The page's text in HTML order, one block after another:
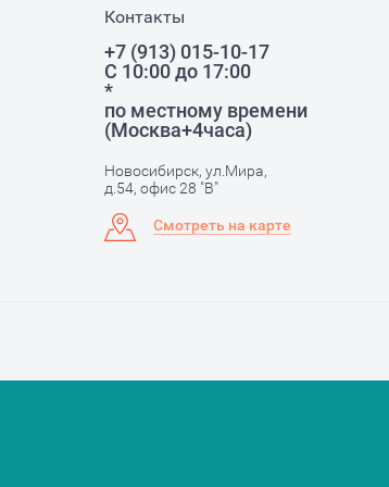
Контакты
+7 (913) 015-10-17
С 10:00 до 17:00
*
по местному времени
(Москва+4часа)
Новосибирск, ул.Мира,
д.54, офис 28 "В"
Смотреть на карте